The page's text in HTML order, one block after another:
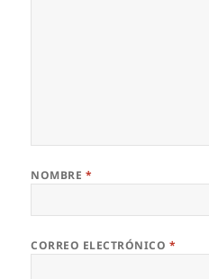
NOMBRE *
CORREO ELECTRÓNICO *